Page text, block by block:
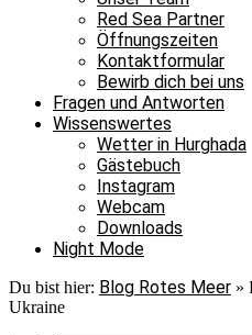
Red Sea Partner
Öffnungszeiten
Kontaktformular
Bewirb dich bei uns
Fragen und Antworten
Wissenswertes
Wetter in Hurghada
Gästebuch
Instagram
Webcam
Downloads
Night Mode
Du bist hier: Blog Rotes Meer »
Ukraine